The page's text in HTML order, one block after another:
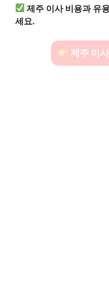
제주 이사 비용과 유
세요.
제주 이